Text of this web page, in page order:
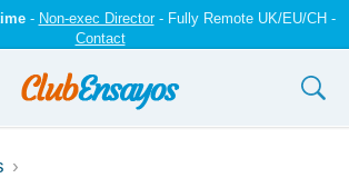
- Non-exec Director- Fully Remote UK/EU/CH -
Contact